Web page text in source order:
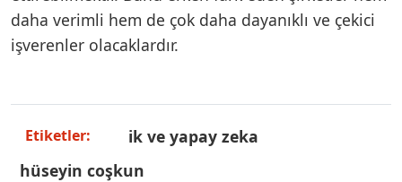
daha verimli hem de çok daha dayanıklı ve çekici
işverenler olacaklardır.
Etiketler:
i̇k ve yapay zeka
hüseyin coşkun